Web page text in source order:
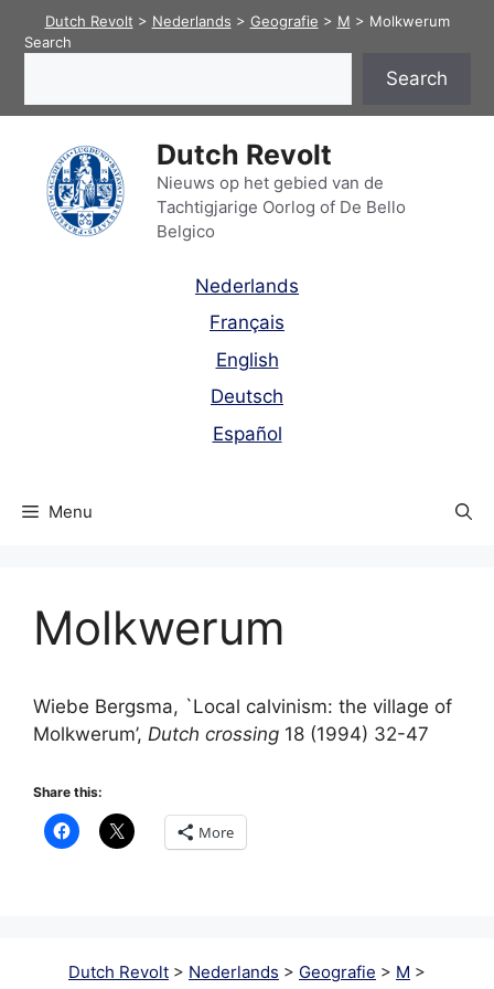
Dutch Revolt > Nederlands > Geografie > M > Molkwerum
Search
Search
Dutch Revolt
Nieuws op het gebied van de
Tachtigjarige Oorlog of De Bello
Belgico
Nederlands
Français
English
Deutsch
Español
Menu
Molkwerum
Wiebe Bergsma, `Local calvinism: the village of
Molkwerum’, Dutch crossing 18 (1994) 32-47
Share this:
More
Dutch Revolt > Nederlands > Geografie > M >